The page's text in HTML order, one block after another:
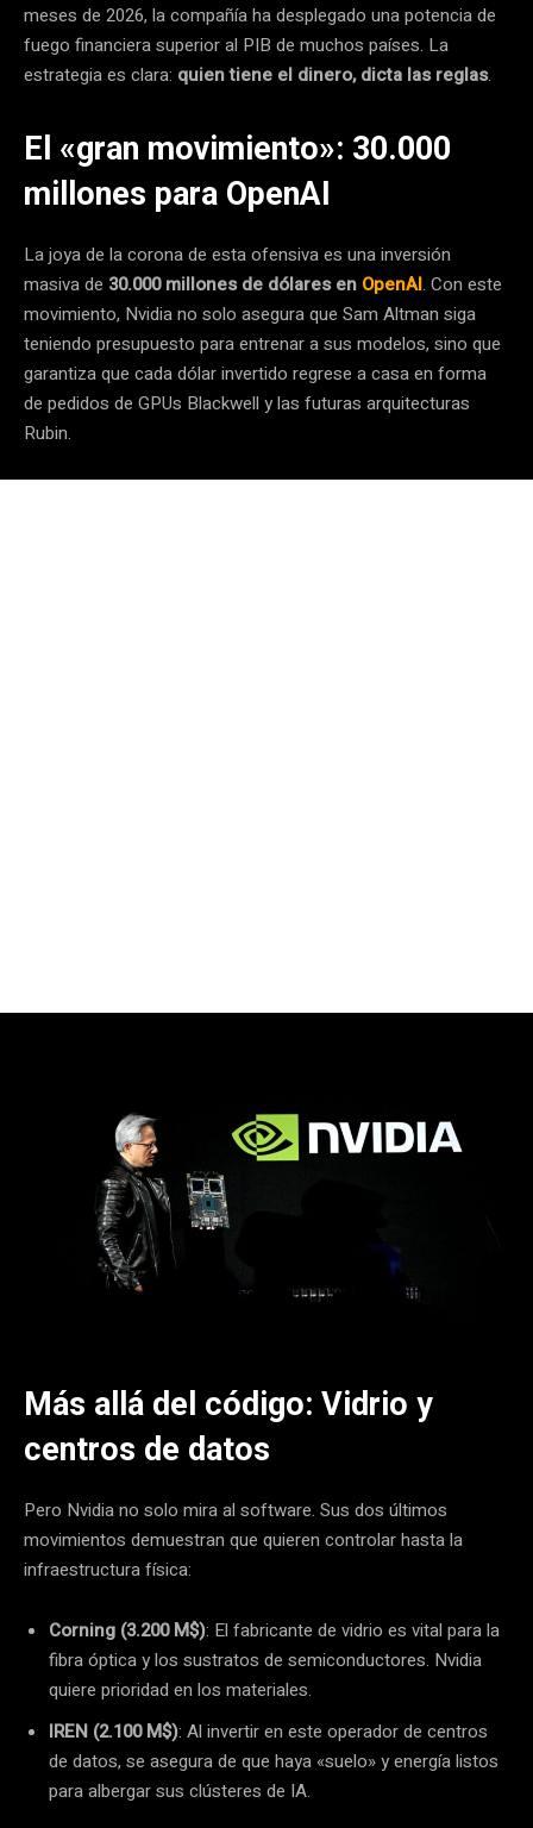
meses de 2026, la compañía ha desplegado una potencia de
fuego financiera superior al PIB de muchos países. La
estrategia es clara: quien tiene el dinero, dicta las reglas.
El «gran movimiento»: 30.000
millones para OpenAI
La joya de la corona de esta ofensiva es una inversión
masiva de 30.000 millones de dólares en OpenAI. Con este
movimiento, Nvidia no solo asegura que Sam Altman siga
teniendo presupuesto para entrenar a sus modelos, sino que
garantiza que cada dólar invertido regrese a casa en forma
de pedidos de GPUs Blackwell y las futuras arquitecturas
Rubin.
Más allá del código: Vidrio y
centros de datos
Pero Nvidia no solo mira al software. Sus dos últimos
movimientos demuestran que quieren controlar hasta la
infraestructura física:
Corning (3.200 M$): El fabricante de vidrio es vital para la
fibra óptica y los sustratos de semiconductores. Nvidia
quiere prioridad en los materiales.
IREN (2.100 M$): Al invertir en este operador de centros
de datos, se asegura de que haya «suelo» y energía listos
para albergar sus clústeres de IA.